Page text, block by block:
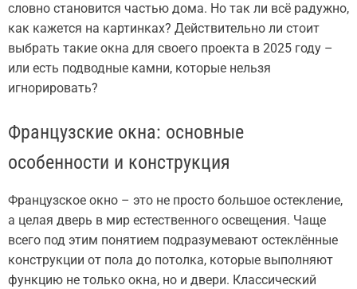
словно становится частью дома. Но так ли всё радужно,
как кажется на картинках? Действительно ли стоит
выбрать такие окна для своего проекта в 2025 году –
или есть подводные камни, которые нельзя
игнорировать?
Французские окна: основные
особенности и конструкция
Французское окно – это не просто большое остекление,
а целая дверь в мир естественного освещения. Чаще
всего под этим понятием подразумевают остеклённые
конструкции от пола до потолка, которые выполняют
функцию не только окна, но и двери. Классический